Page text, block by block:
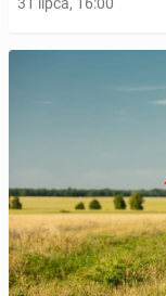
31 lipca, 16:00